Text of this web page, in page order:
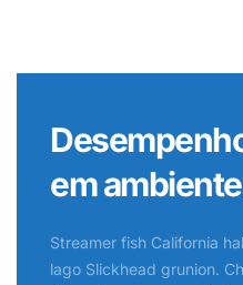
em
Streamer fish California
lago Slickhead grunion.